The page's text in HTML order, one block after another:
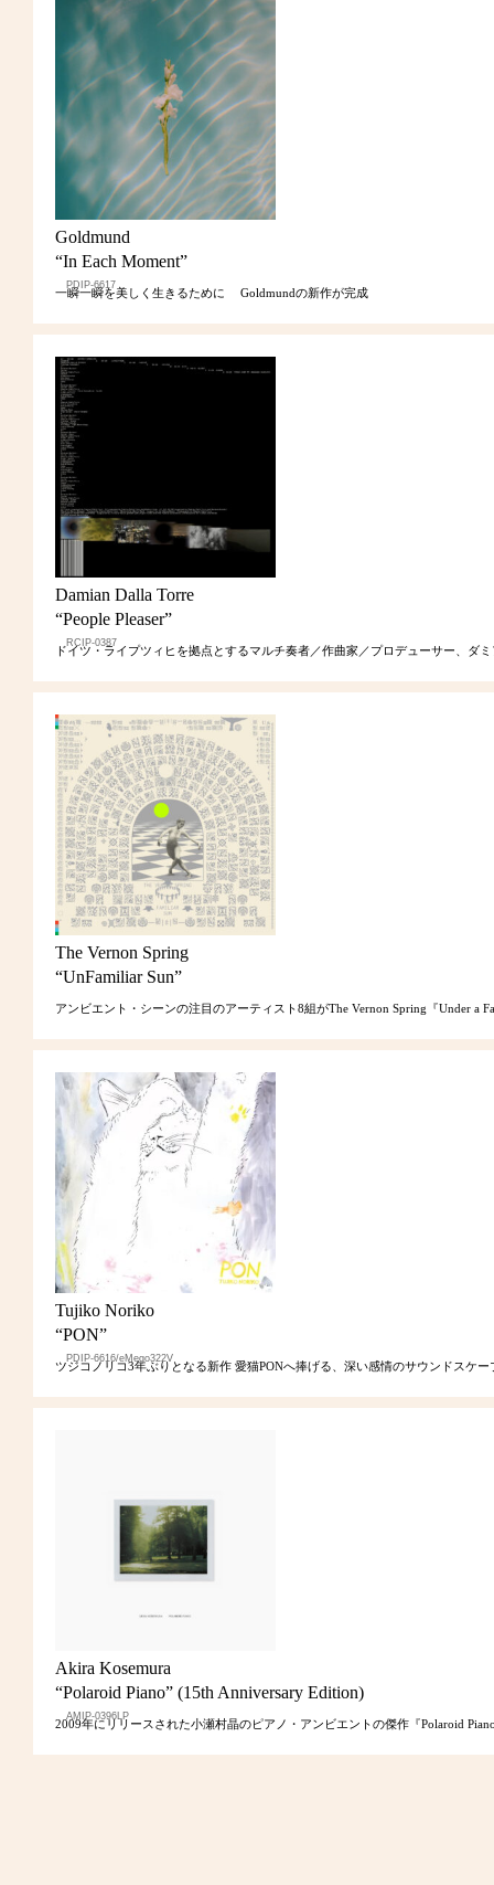
Goldmund
“In Each Moment”
一瞬一瞬を美しく生きるために Goldmundの新作が完成
PDIP-6617
Damian Dalla Torre
“People Pleaser”
ドイツ・ライプツィヒを拠点とするマルチ奏者／作曲家／プロデューサー、ダ
RCIP-0387
The Vernon Spring
“UnFamiliar Sun”
アンビエント・シーンの注目のアーティスト8組がThe Vernon Spring『Under a
Tujiko Noriko
“PON”
ツジコノリコ3年ぶりとなる新作 愛猫PONへ捧げる、深い感情のサウンドスケー
PDIP-6616/eMego322V
Akira Kosemura
“Polaroid Piano” (15th Anniversary Edition)
2009年にリリースされた小瀬村晶のピアノ・アンビエントの傑作『Polaroid
AMIP-0396LP